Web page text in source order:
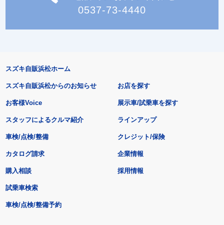
0537-73-4440
スズキ自販浜松ホーム
スズキ自販浜松からのお知らせ
お客様Voice
スタッフによるクルマ紹介
お店を探す
展示車/試乗車を探す
ラインアップ
車検/点検/整備 クレジット/保険
カタログ請求
購入相談
試乗車検索
車検/点検/整備予約
企業情報
採用情報